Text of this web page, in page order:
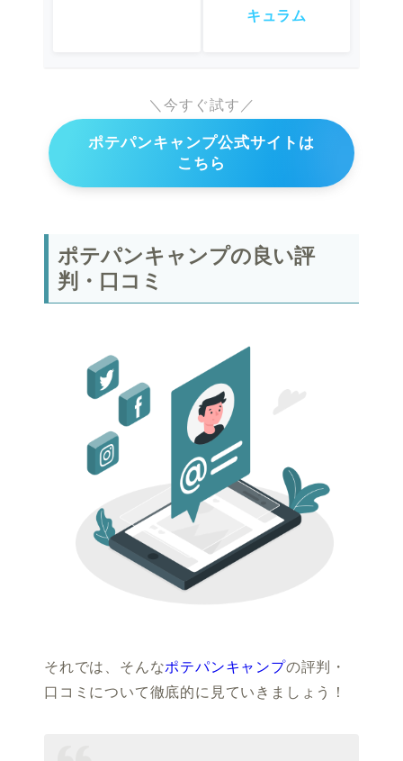
キュラム
＼今すぐ試す／
ポテパンキャンプ公式サイトは
こちら
ポテパンキャンプの良い評
判・口コミ
それでは、そんなポテパンキャンプの評判・
口コミについて徹底的に見ていきましょう！